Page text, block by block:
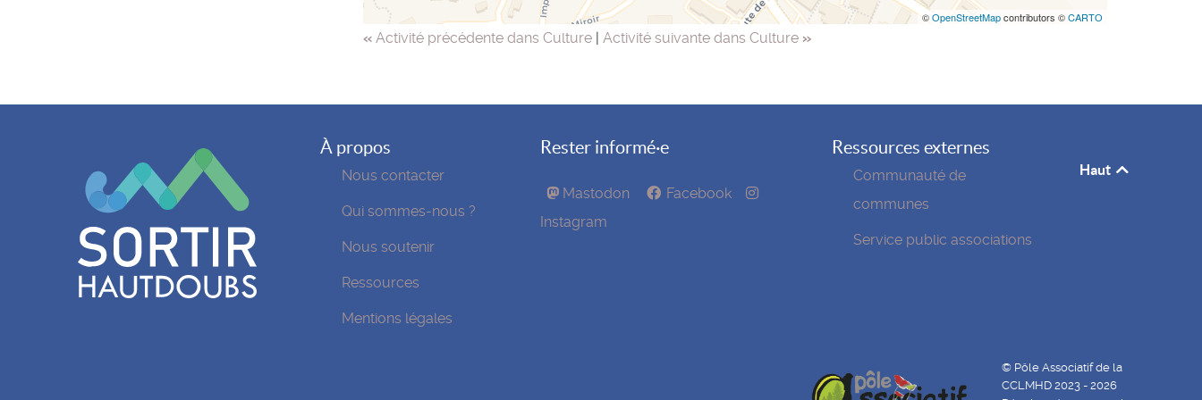
©OpenStreetMapcontributors ©CARTO
« Activité précédente dans Culture | Activité suivante dans Culture »
À propos
Nous contacter
Qui sommes-nous ?
Nous soutenir
Ressources
Mentions légales
Rester informé·e
Mastodon
Facebook
Instagram
Ressources externes
Communauté de
communes
Service public associations
Haut
© Pôle Associatif de la
CCLMHD 2023 - 2026